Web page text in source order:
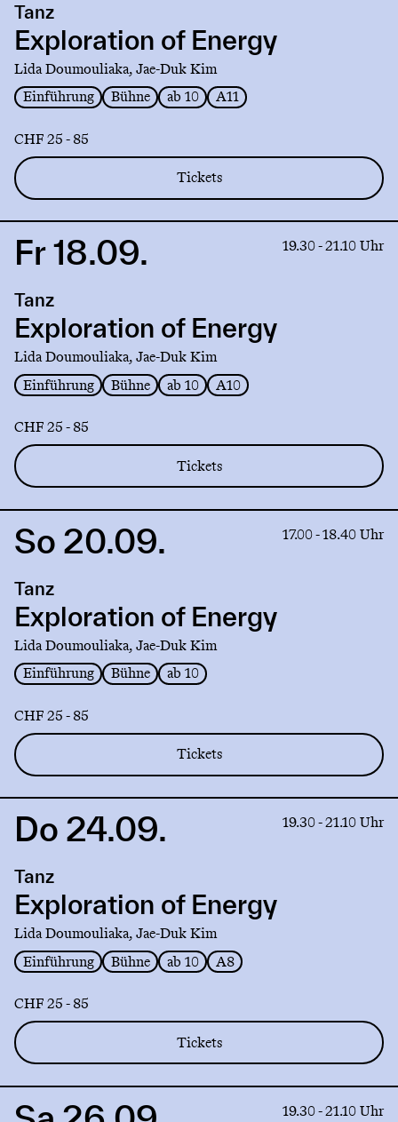
Exploration
Energy
Tanz
Exploration of Energy
Lida Doumouliaka, Jae-Duk Kim
Einführung
Bühne ab 10 A11
CHF 25 - 85
Tickets
Link
Exploration
Energy
Fr 18.09. 19.30 - 21.10 Uhr
Tanz
Exploration of Energy
Lida Doumouliaka, Jae-Duk Kim
Einführung
Bühne ab 10 A10
CHF 25 - 85
Tickets
Link
Exploration
Energy
So 20.09. 17.00 - 18.40 Uhr
Tanz
Exploration of Energy
Lida Doumouliaka, Jae-Duk Kim
Einführung
Bühne ab 10
CHF 25 - 85
Tickets
Link
Exploration
Energy
Do 24.09. 19.30 - 21.10 Uhr
Tanz
Exploration of Energy
Lida Doumouliaka, Jae-Duk Kim
Einführung
Bühne ab 10 A8
CHF 25 - 85
Tickets
Link
19.30 - 21.10 Uhr